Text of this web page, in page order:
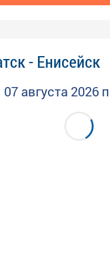
- Енисейск
07 августа 2026